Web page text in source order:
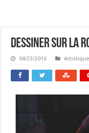
Dessiner Sur La
04/23/2016 Artistique